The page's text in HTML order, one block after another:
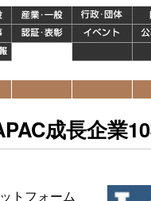
成長企業
トフォーム